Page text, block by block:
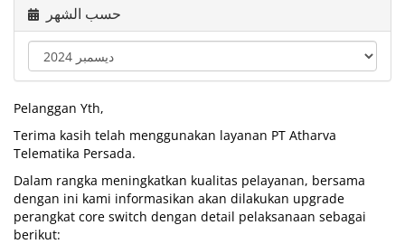
حسب الشهر
Pelanggan Yth,
Terima kasih telah menggunakan layanan PT Atharva
Telematika Persada.
Dalam rangka meningkatkan kualitas pelayanan, bersama
dengan ini kami informasikan akan dilakukan upgrade
perangkat core switch dengan detail pelaksanaan sebagai
berikut: